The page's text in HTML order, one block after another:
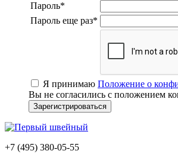
Пароль*
Пароль еще раз*
Я принимаю Положение о
Вы не согласились с положением
+7 (495) 380-05-55